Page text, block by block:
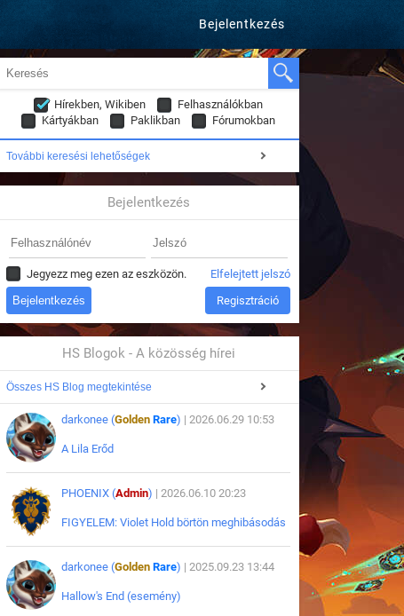
Bejelentkezés
Hírekben, Wikiben
Felhasználókban
Kártyákban
Paklikban Fórumokban
További keresési lehetőségek
Bejelentkezés
Jegyezz meg ezen az eszközön. Elfelejtett jelszó
Regisztráció
HS Blogok - A közösség hírei
Összes HS Blog megtekintése
darkonee (Golden Rare) | 2026.06.29 10:53
A Lila Erőd
PHOENIX (Admin) | 2026.06.10 20:23
FIGYELEM: Violet Hold börtön meghibásodás
darkonee (Golden Rare) | 2025.09.23 13:44
Hallow's End (esemény)